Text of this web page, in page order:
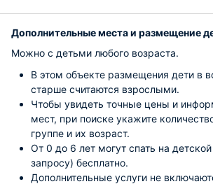
Дополнительные места и размещение
Можно с детьми любого возраста.
В этом объекте размещения дети в
старше считаются взрослыми.
Чтобы увидеть точные цены и
мест, при поиске укажите
группе и их возраст.
От 0 до 6 лет могут спать на
запросу) бесплатно.
Дополнительные услуги не